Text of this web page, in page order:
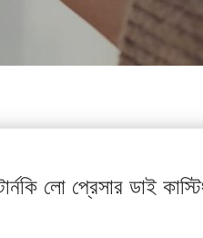
লো প্রেসার ডাই